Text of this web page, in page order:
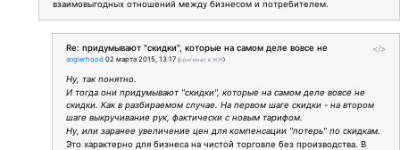
взаимовыгодных отношений между бизнесом и потребителем.
</>
Re: придумывают "скидки", которые на самом деле вовсе не
anglerhood 02 марта 2015, 13:17 (оригинал в ЖЖ)
Ну, так понятно.
И тогда они придумывают "скидки", которые на самом деле вовсе не
скидки. Как в разбираемом случае. На первом шаге скидки - на втором
шаге выкручивание рук, фактически с новым тарифом.
Ну, или заранее увеличение цен для компенсации "потерь" по скидкам.
Это характерно для бизнеса на чистой торговле без производства. В